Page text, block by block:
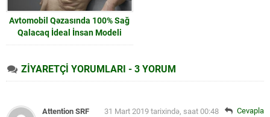
Avtomobil Qəzasında 100% Sağ
Qalacaq İdeal İnsan Modeli
ZİYARETÇİ YORUMLARI - 3 YORUM
Attention SRF 31 Mart 2019 tarixində, saat 00:48 Cevapla